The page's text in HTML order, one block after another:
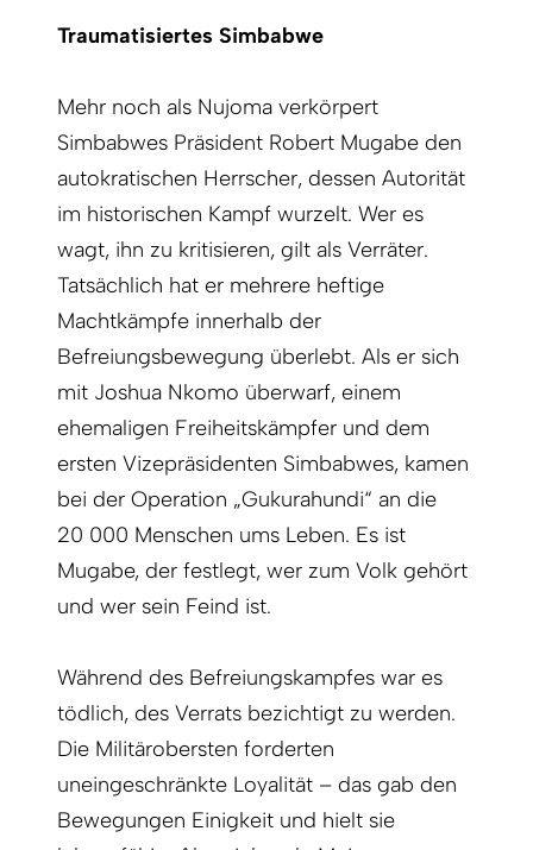
Traumatisiertes Simbabwe
Mehr noch als Nujoma verkörpert
Simbabwes Präsident Robert Mugabe den
autokratischen Herrscher, dessen Autorität
im historischen Kampf wurzelt. Wer es
wagt, ihn zu kritisieren, gilt als Verräter.
Tatsächlich hat er mehrere heftige
Machtkämpfe innerhalb der
Befreiungsbewegung überlebt. Als er sich
mit Joshua Nkomo überwarf, einem
ehemaligen Freiheitskämpfer und dem
ersten Vizepräsidenten Simbabwes, kamen
bei der Operation „Gukurahundi“ an die
20 000 Menschen ums Leben. Es ist
Mugabe, der festlegt, wer zum Volk gehört
und wer sein Feind ist.
Während des Befreiungskampfes war es
tödlich, des Verrats bezichtigt zu werden.
Die Militärobersten forderten
uneingeschränkte Loyalität – das gab den
Bewegungen Einigkeit und hielt sie